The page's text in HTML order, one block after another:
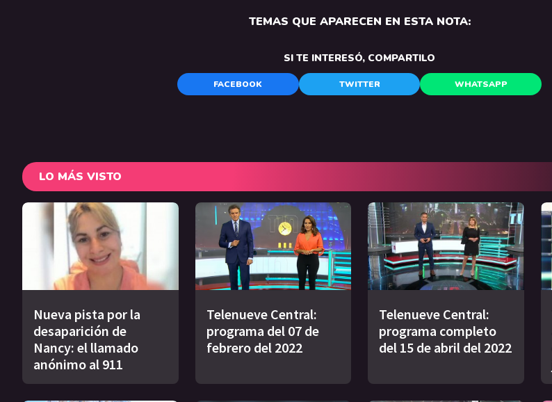
TEMAS QUE APARECEN EN ESTA NOTA:
SI TE INTERESÓ, COMPARTILO
FACEBOOK TWITTER WHATSAPP
LO MÁS VISTO
Nueva pista por la
desaparición de
Nancy: el llamado
anónimo al 911
Telenueve Central:
programa del 07 de
febrero del 2022
Telenueve Central:
programa completo
del 15 de abril del 2022